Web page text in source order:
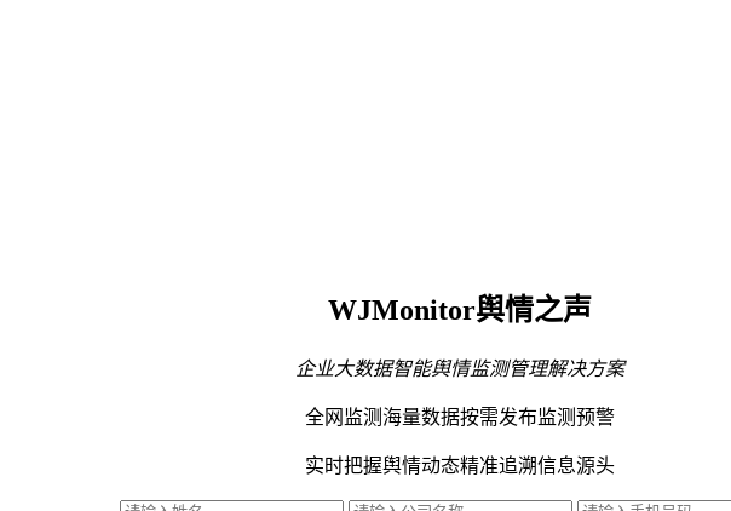
WJMonitor舆情之声
企业大数据智能舆情监测管理解决方案
全网监测海量数据按需发布监测预警
实时把握舆情动态精准追溯信息源头